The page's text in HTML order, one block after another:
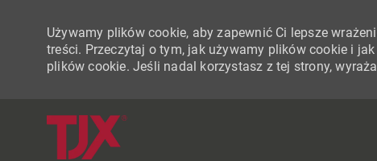
Używamy plików cookie, aby zapewnić Ci lepsze
treści. Przeczytaj o tym, jak używamy plików cookie i
plików cookie. Jeśli nadal korzystasz z tej strony,